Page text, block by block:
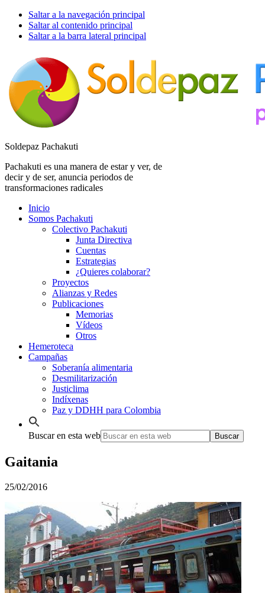
Saltar a la navegación principal
Saltar al contenido principal
Saltar a la barra lateral principal
Soldepaz Pachakuti
Pachakuti es una manera de estar y ver, de
decir y de ser, anuncia periodos de
transformaciones radicales
Inicio
Somos Pachakuti
Colectivo Pachakuti
Junta Directiva
Cuentas
Estrategias
¿Quieres colaborar?
Proyectos
Alianzas y Redes
Publicaciones
Memorias
Vídeos
Otros
Hemeroteca
Campañas
Soberanía alimentaria
Desmilitarización
Justiclima
Indíxenas
Paz y DDHH para Colombia
Buscar en esta web
Gaitania
25/02/2016